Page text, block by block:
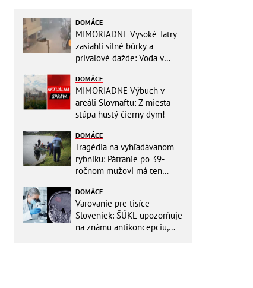
DOMÁCE
MIMORIADNE Vysoké Tatry
zasiahli silné búrky a
prívalové dažde: Voda v
DOMÁCE
MIMORIADNE Výbuch v
areáli Slovnaftu: Z miesta
stúpa hustý čierny dym!
DOMÁCE
Tragédia na vyhľadávanom
rybníku: Pátranie po 39-
ročnom mužovi má ten
DOMÁCE
Varovanie pre tisíce
Sloveniek: ŠÚKL upozorňuje
na známu antikoncepciu,